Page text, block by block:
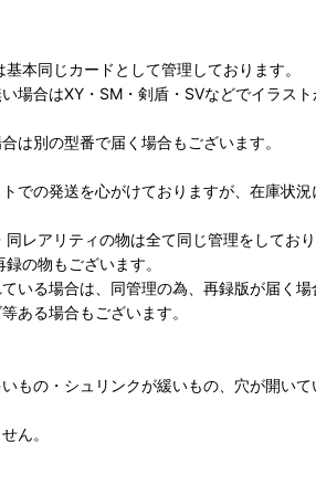
本同じカードとして管理しております。
場合はXY・SM・剣盾・SVなどでイラス
は別の型番で届く場合もございます。
での発送を心がけておりますが、在庫状況
レアリティの物は全て同じ管理をしており
の物もございます。
いる場合は、同管理の為、再録版が届く場
ある場合もございます。
もの・シュリンクが緩いもの、穴が開いて
ん。